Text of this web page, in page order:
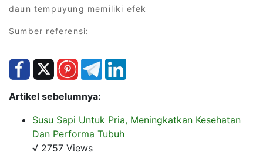
daun tempuyung memiliki efek
Sumber referensi:
Artikel sebelumnya:
Susu Sapi Untuk Pria, Meningkatkan Kesehatan
Dan Performa Tubuh
√ 2757 Views